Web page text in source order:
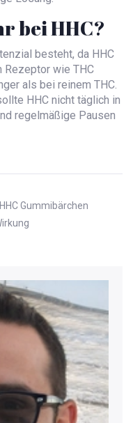
bei HHC?
besteht, da HHC
Rezeptor wie THC
als bei reinem THC.
HHC nicht täglich in
regelmäßige Pausen
HHC Gummibärchen